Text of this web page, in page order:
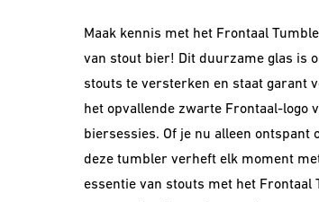
Maak kennis met het Frontaal
van stout bier! Dit duurzame glas is
stouts te versterken en staat garant
het opvallende zwarte Frontaal-logo
biersessies. Of je nu alleen ontspant
deze tumbler verheft elk moment
essentie van stouts met het